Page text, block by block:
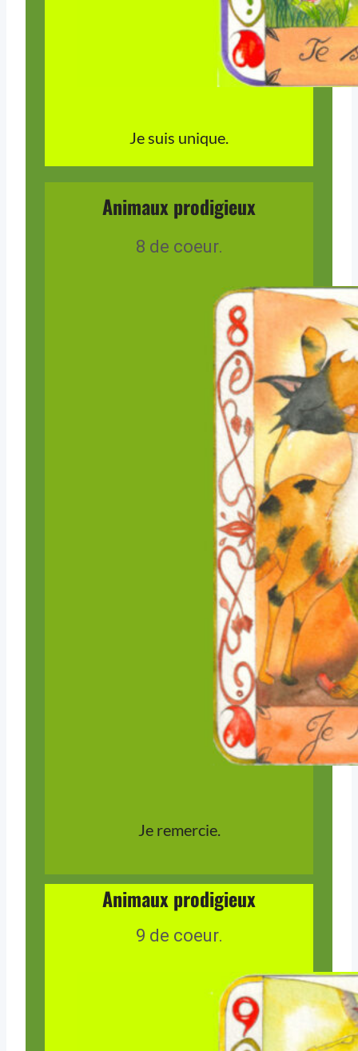
Je suis unique.
Animaux prodigieux
8 de coeur.
Je remercie.
Animaux prodigieux
9 de coeur.